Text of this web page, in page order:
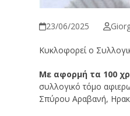
23/06/2025
Κυκλοφορεί ο
Με αφορμή τα 100
συλλογικό τόμο
Σπύρου Αραβανή,